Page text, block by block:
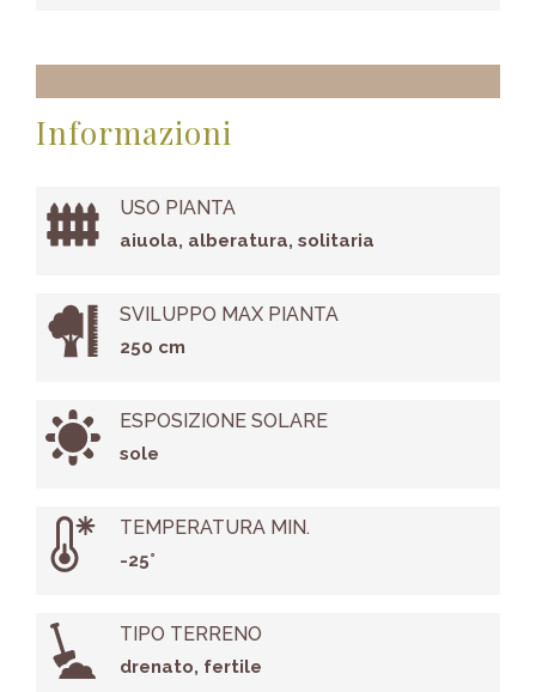
Informazioni
USO PIANTA
aiuola, alberatura, solitaria
SVILUPPO MAX PIANTA
250 cm
ESPOSIZIONE SOLARE
sole
TEMPERATURA MIN.
-25°
TIPO TERRENO
drenato, fertile